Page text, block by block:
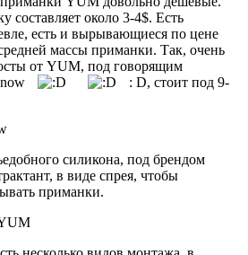
составляет около 3-4$. Есть
есть и вырывающиеся по цене
массы приманки. Так, очень
от YUM, под говорящим
: D, стоит под 9-
силикона, под брендом
в виде спрея, чтобы
приманки.